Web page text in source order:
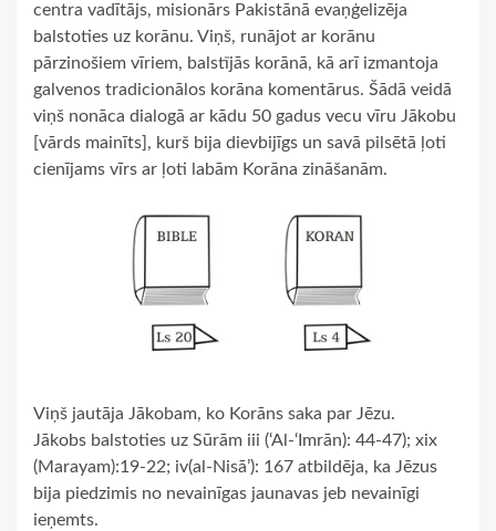
centra vadītājs, misionārs Pakistānā evaņģelizēja
balstoties uz korānu. Viņš, runājot ar korānu
pārzinošiem vīriem, balstījās korānā, kā arī izmantoja
galvenos tradicionālos korāna komentārus. Šādā veidā
viņš nonāca dialogā ar kādu 50 gadus vecu vīru Jākobu
[vārds mainīts], kurš bija dievbijīgs un savā pilsētā ļoti
cienījams vīrs ar ļoti labām Korāna zināšanām.
Viņš jautāja Jākobam, ko Korāns saka par Jēzu.
Jākobs balstoties uz Sūrām iii (‘Al-‘Imrān): 44-47); xix
(Marayam):19-22; iv(al-Nisā’): 167 atbildēja, ka Jēzus
bija piedzimis no nevainīgas jaunavas jeb nevainīgi
ieņemts.